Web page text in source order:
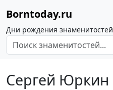
Borntoday.ru
Дни рождения знаменитостей
Сергей Юркин